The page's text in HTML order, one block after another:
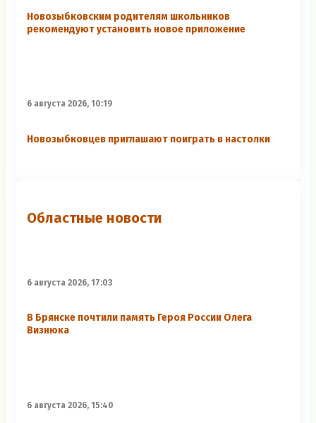
Новозыбковским родителям школьников
рекомендуют установить новое приложение
6 августа 2026, 10:19
Новозыбковцев приглашают поиграть в настолки
Областные новости
6 августа 2026, 17:03
В Брянске почтили память Героя России Олега
Визнюка
6 августа 2026, 15:40